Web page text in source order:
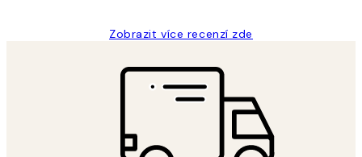
Zobrazit více recenzí zde